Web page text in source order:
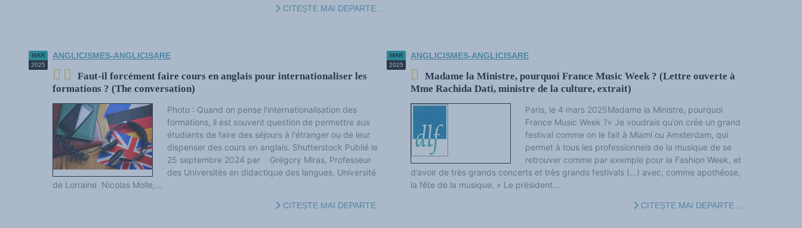
CITEȘTE MAI DEPARTE …
MAR
2025
ANGLICISMES-ANGLICISARE
Faut-il forcément faire cours en anglais pour internationaliser les
formations ? (The conversation)
Photo : Quand on pense l'internationalisation des
formations, il est souvent question de permettre aux
étudiants de faire des séjours à l'étranger ou de leur
dispenser des cours en anglais. Shutterstock Publié le
25 septembre 2024 par Grégory Miras, Professeur
des Universités en didactique des langues, Université
de Lorraine Nicolas Molle,...
CITEȘTE MAI DEPARTE …
MAR
2025
ANGLICISMES-ANGLICISARE
Madame la Ministre, pourquoi France Music Week ? (Lettre ouverte à
Mme Rachida Dati, ministre de la culture, extrait)
Paris, le 4 mars 2025Madame la Ministre, pourquoi
France Music Week ?« Je voudrais qu’on crée un grand
festival comme on le fait à Miami ou Amsterdam, qui
permet à tous les professionnels de la musique de se
retrouver comme par exemple pour la Fashion Week, et
d’avoir de très grands concerts et très grands festivals (…) avec, comme apothéose,
la fête de la musique. » Le président...
CITEȘTE MAI DEPARTE …